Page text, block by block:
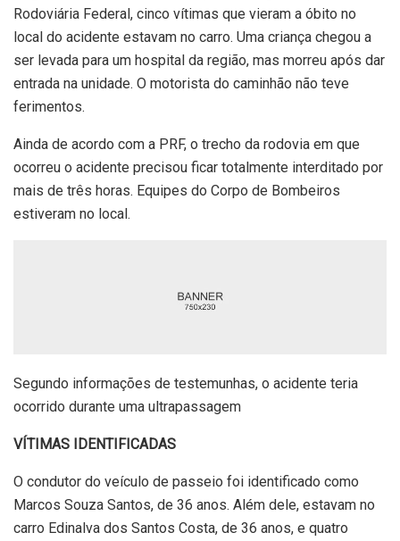
Rodoviária Federal, cinco vítimas que vieram a óbito no
local do acidente estavam no carro. Uma criança chegou a
ser levada para um hospital da região, mas morreu após dar
entrada na unidade. O motorista do caminhão não teve
ferimentos.
Ainda de acordo com a PRF, o trecho da rodovia em que
ocorreu o acidente precisou ficar totalmente interditado por
mais de três horas. Equipes do Corpo de Bombeiros
estiveram no local.
Segundo informações de testemunhas, o acidente teria
ocorrido durante uma ultrapassagem
VÍTIMAS IDENTIFICADAS
O condutor do veículo de passeio foi identificado como
Marcos Souza Santos, de 36 anos. Além dele, estavam no
carro Edinalva dos Santos Costa, de 36 anos, e quatro